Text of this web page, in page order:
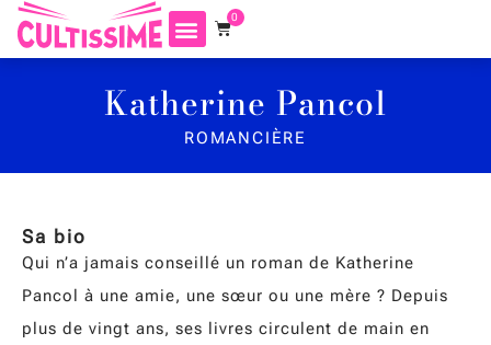
0
Katherine Pancol
ROMANCIÈRE
Sa bio
Qui n’a jamais conseillé un roman de Katherine
Pancol à une amie, une sœur ou une mère ? Depuis
plus de vingt ans, ses livres circulent de main en